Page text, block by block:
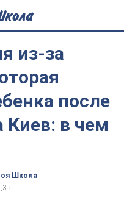
из-за
после
Киев: в чем
Школа
т.